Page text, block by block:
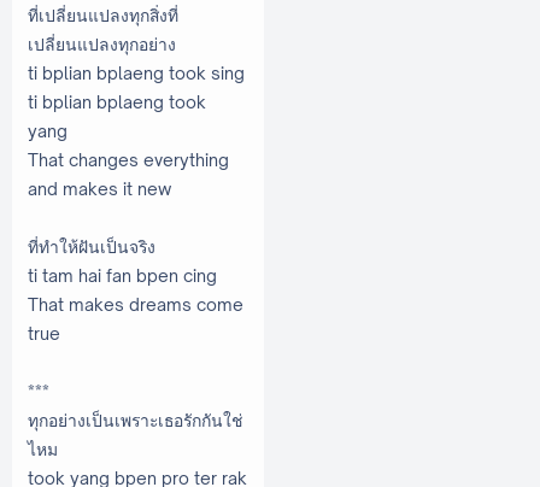
ที่เปลี่ยนแปลงทุกสิ่งที่
เปลี่ยนแปลงทุกอย่าง
ti bplian bplaeng took sing
ti bplian bplaeng took
yang
That changes everything
and makes it new
ที่ทำให้ฝันเป็นจริง
ti tam hai fan bpen cing
That makes dreams come
true
***
ทุกอย่างเป็นเพราะเธอรักกันใช่
ไหม
took yang bpen pro ter rak